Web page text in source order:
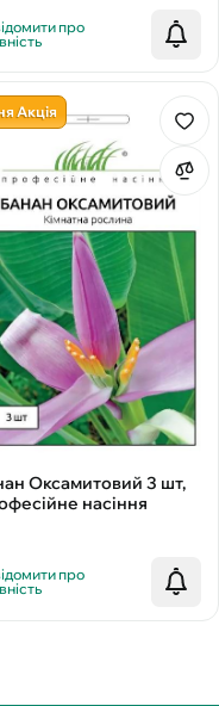
про
Акція
Оксамитовий 3 шт,
насіння
про